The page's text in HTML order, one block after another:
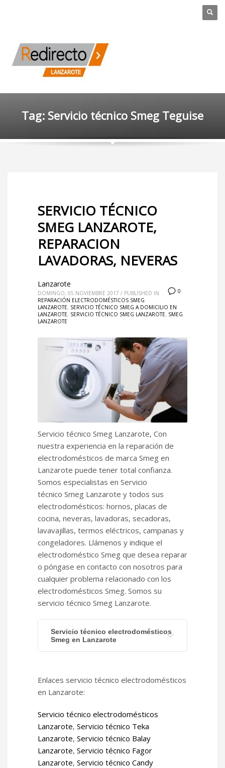
Tag: Servicio técnico Smeg Teguise
SERVICIO TÉCNICO
SMEG LANZAROTE,
REPARACION
LAVADORAS, NEVERAS
0
Lanzarote
DOMINGO, 05 NOVIEMBRE 2017 / PUBLISHED IN
REPARACIÓN ELECTRODOMÉSTICOS SMEG
LANZAROTE, SERVICIO TÉCNICO SMEG A DOMICILIO EN
LANZAROTE, SERVICIO TÉCNICO SMEG LANZAROTE, SMEG
LANZAROTE
Servicio técnico Smeg Lanzarote, Con
nuestra experiencia en la reparación de
electrodomésticos de marca Smeg en
Lanzarote puede tener total confianza.
Somos especialistas en Servicio
técnico Smeg Lanzarote y todos sus
electrodomésticos: hornos, placas de
cocina, neveras, lavadoras, secadoras,
lavavajillas, termos eléctricos, campanas y
congeladores. Llámenos y indique el
electrodoméstico Smeg que desea reparar
o póngase en contacto con nosotros para
cualquier problema relacionado con los
electrodomésticos Smeg. Somos su
servicio técnico Smeg Lanzarote.
Servicio técnico electrodomésticos
Smeg en Lanzarote
Enlaces servicio técnico electrodomésticos
en Lanzarote:
Servicio técnico electrodomésticos
Lanzarote, Servicio técnico Teka
Lanzarote, Servicio técnico Balay
Lanzarote, Servicio técnico Fagor
Lanzarote, Servicio técnico Candy